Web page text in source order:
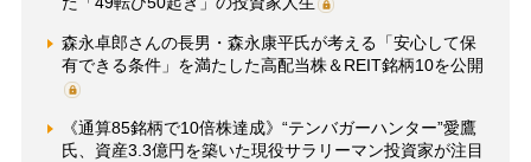
森永卓郎さんの長男・森永康平氏が考える「安心して保
有できる条件」を満たした高配当株＆REIT銘柄10を公開
《通算85銘柄で10倍株達成》“テンバガーハンター”愛鷹
氏、資産3.3億円を築いた現役サラリーマン投資家が注目